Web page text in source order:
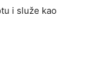
i služe kao